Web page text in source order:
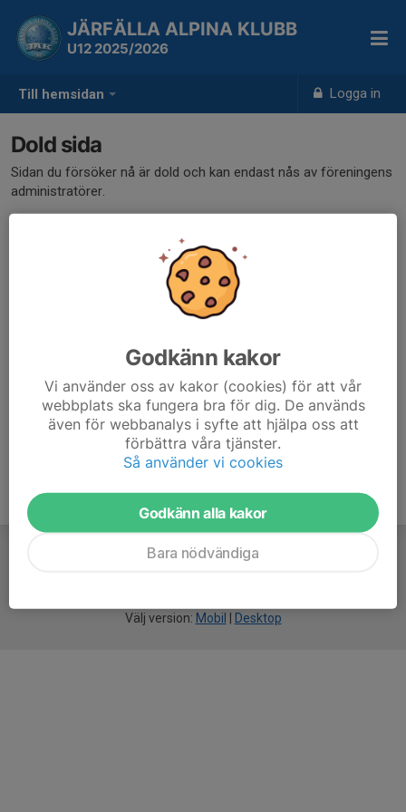
Till hemsidan Logga in
JÄRFÄLLA ALPINA KLUBB
U12 2025/2026
Dold sida
Sidan du försöker nå är dold och kan endast nås av föreningens
administratörer.
Välj version: Mobil Desktop
Godkänn kakor
Vi använder oss av kakor (cookies) för att vår
webbplats ska fungera bra för dig. De används
även för webbanalys i syfte att hjälpa oss att
förbättra våra tjänster.
Så använder vi cookies
Godkänn alla kakor
Bara nödvändiga